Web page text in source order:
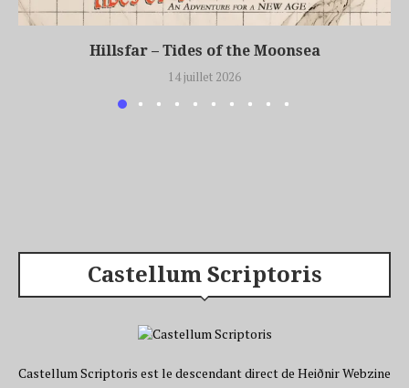
Hillsfar – Tides of the Moonsea
14 juillet 2026
Castellum Scriptoris
Castellum Scriptoris est le descendant direct de Heiðnir Webzine